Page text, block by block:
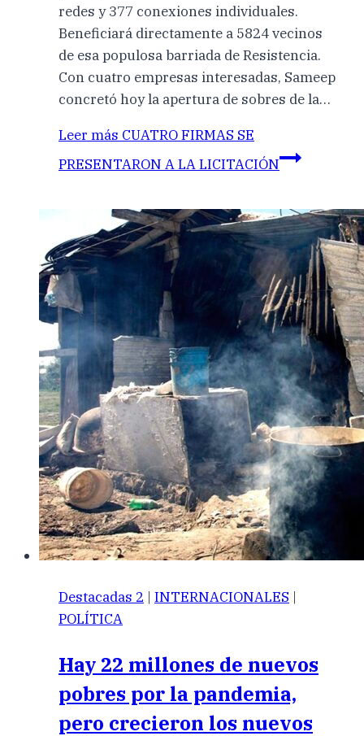
redes y 377 conexiones individuales.
Beneficiará directamente a 5824 vecinos
de esa populosa barriada de Resistencia.
Con cuatro empresas interesadas, Sameep
concretó hoy la apertura de sobres de la…
Leer más CUATRO FIRMAS SE
PRESENTARON A LA LICITACIÓN
Destacadas 2 | INTERNACIONALES |
POLÍTICA
Hay 22 millones de nuevos
pobres por la pandemia,
pero crecieron los nuevos